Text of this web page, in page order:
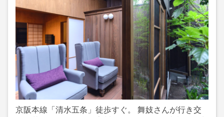
京阪本線「清水五条」徒歩すぐ。 舞妓さんが行き交